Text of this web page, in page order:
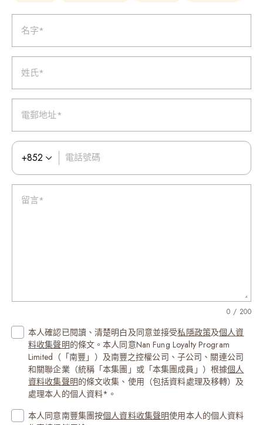
名字*
姓氏*
電郵地址*
+852 電話號碼
號碼
Philippines (63)
Poland (Polska) (48)
Portugal (351)
Puerto Rico (1)
Qatar (‫قطر‬‎) (974)
Réunion (La Réunion) (262)
Saint Helena (290)
Saint Kitts and Nevis (1869)
Saint Lucia (1758)
留言*
0 / 200
本人確認已閱讀、清楚明白及同意並接受私隱政策及個人資
料收集聲明的條文。本人同意Nan Fung Loyalty Program
Limited（「南豐」）及南豐之控權公司、子公司、關連公司
和關聯企業（統稱「本集團」或「本集團成員」）根據個人
資料收集聲明的條文收集、使用（包括資料處理及移轉）及
處理本人的個人資料*。
本人同意南豐集團按個人資料收集聲明使用本人的個人資料